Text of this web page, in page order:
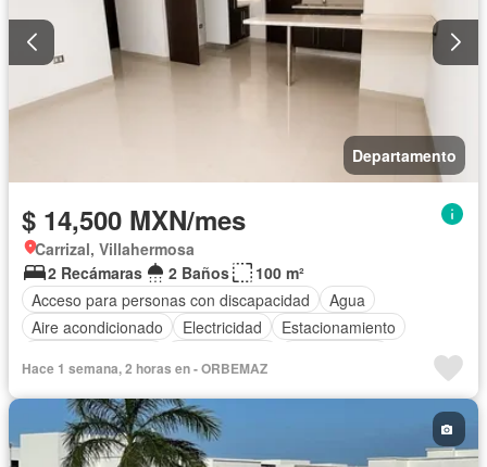
Departamento
$ 14,500 MXN/mes
Carrizal, Villahermosa
2 Recámaras
2 Baños
100 m²
Acceso para personas con discapacidad
Agua
Aire acondicionado
Electricidad
Estacionamiento
Hace 1 semana, 2 horas en - ORBEMAZ